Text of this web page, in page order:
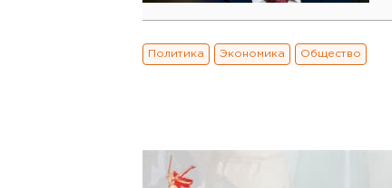
Политика Экономика Общество